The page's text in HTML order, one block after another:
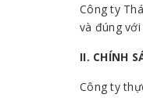
Công ty
và đúng
II. CHÍNH
Công ty